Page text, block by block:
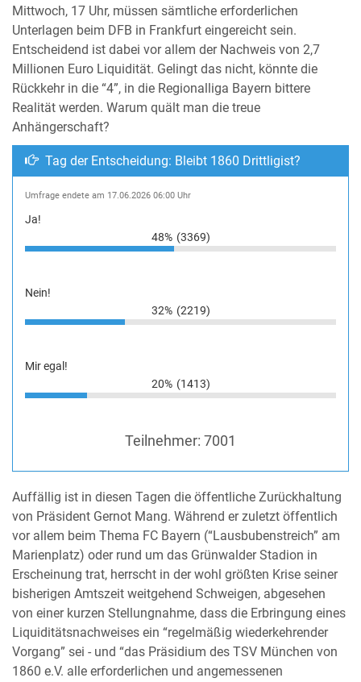
Mittwoch, 17 Uhr, müssen sämtliche erforderlichen
Unterlagen beim DFB in Frankfurt eingereicht sein.
Entscheidend ist dabei vor allem der Nachweis von 2,7
Millionen Euro Liquidität. Gelingt das nicht, könnte die
Rückkehr in die “4”, in die Regionalliga Bayern bittere
Realität werden. Warum quält man die treue
Anhängerschaft?
Tag der Entscheidung: Bleibt 1860 Drittligist?
Umfrage endete am 17.06.2026 06:00 Uhr
Ja!
48% (3369)
Nein!
32% (2219)
Mir egal!
20% (1413)
Teilnehmer: 7001
Auffällig ist in diesen Tagen die öffentliche Zurückhaltung
von Präsident Gernot Mang. Während er zuletzt öffentlich
vor allem beim Thema FC Bayern (“Lausbubenstreich” am
Marienplatz) oder rund um das Grünwalder Stadion in
Erscheinung trat, herrscht in der wohl größten Krise seiner
bisherigen Amtszeit weitgehend Schweigen, abgesehen
von einer kurzen Stellungnahme, dass die Erbringung eines
Liquiditätsnachweises ein “regelmäßig wiederkehrender
Vorgang” sei - und “das Präsidium des TSV München von
1860 e.V. alle erforderlichen und angemessenen